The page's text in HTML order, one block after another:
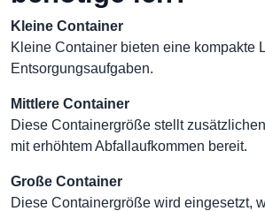
Kleine Container
Kleine Container bieten eine kompakte
Entsorgungsaufgaben.
Mittlere Container
Diese Containergröße stellt
mit erhöhtem Abfallaufkommen bereit.
Große Container
Diese Containergröße wird eingesetzt,